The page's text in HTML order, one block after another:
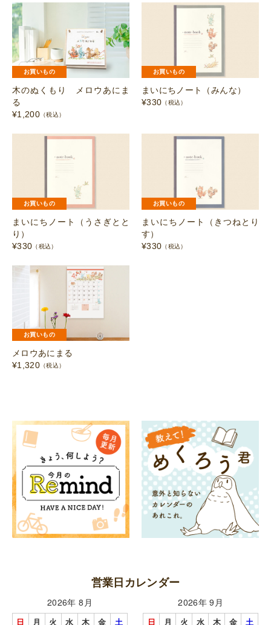
お買いもの
木のぬくもり メロウあにま
る
¥1,200 （税込）
お買いもの
まいにちノート（みんな）
¥330 （税込）
お買いもの
まいにちノート（うさぎとと
り）
¥330 （税込）
お買いもの
まいにちノート（きつねとり
す）
¥330 （税込）
お買いもの
メロウあにまる
¥1,320 （税込）
営業日カレンダー
2026年 8月
日 月 火 水 木 金 土
2026年 9月
日 月 火 水 木 金 土